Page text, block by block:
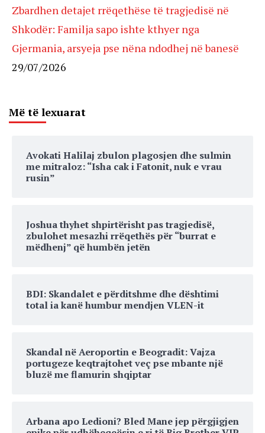
Zbardhen detajet rrëqethëse të tragjedisë në
Shkodër: Familja sapo ishte kthyer nga
Gjermania, arsyeja pse nëna ndodhej në banesë
29/07/2026
Më të lexuarat
Avokati Halilaj zbulon plagosjen dhe sulmin
me mitraloz: “Isha cak i Fatonit, nuk e vrau
rusin”
Joshua thyhet shpirtërisht pas tragjedisë,
zbulohet mesazhi rrëqethës për “burrat e
mëdhenj” që humbën jetën
BDI: Skandalet e përditshme dhe dështimi
total ia kanë humbur mendjen VLEN-it
Skandal në Aeroportin e Beogradit: Vajza
portugeze keqtrajtohet veç pse mbante një
bluzë me flamurin shqiptar
Arbana apo Ledioni? Bled Mane jep përgjigjen